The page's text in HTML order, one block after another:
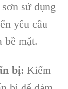
sử dụng
yêu cầu
bề mặt.
bị: Kiểm